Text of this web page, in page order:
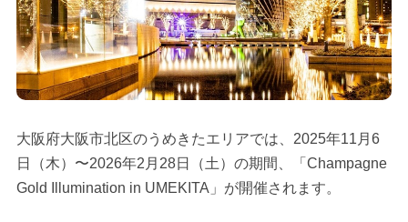
大阪府大阪市北区のうめきたエリアでは、2025年11月6
日（木）〜2026年2月28日（土）の期間、「Champagne
Gold Illumination in UMEKITA」が開催されます。